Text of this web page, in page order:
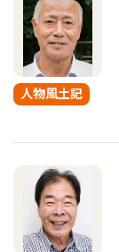
人物風土記